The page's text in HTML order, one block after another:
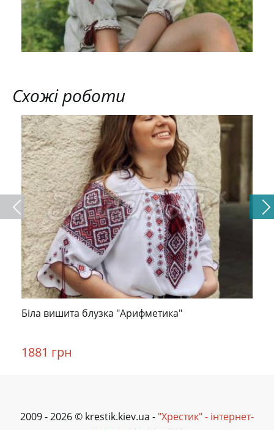
Схожі роботи
Біла вишита блузка "Арифметика"
1881 грн
2009 - 2026 © krestik.kiev.ua - "Хрестик" - інтернет-